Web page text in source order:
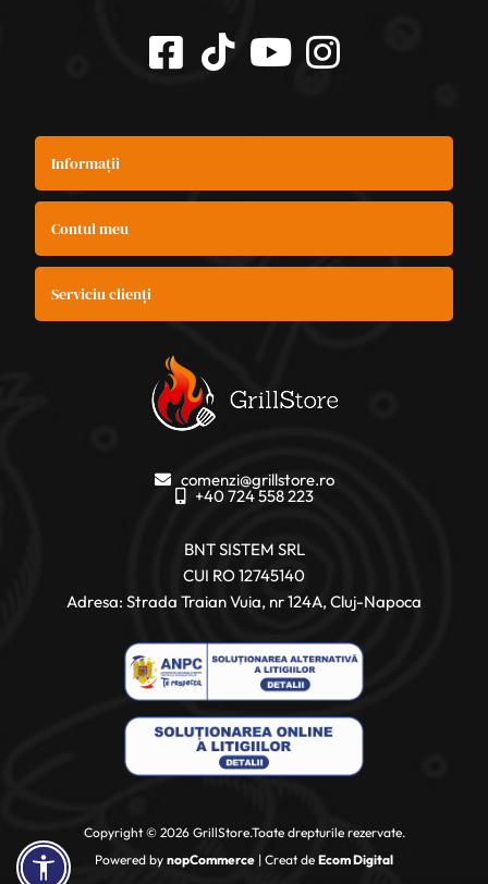
Informații
Contul meu
Serviciu clienți
comenzi@grillstore.ro
+40 724 558 223
BNT SISTEM SRL
CUI RO 12745140
Adresa: Strada Traian Vuia, nr 124A, Cluj-Napoca
Copyright © 2026 GrillStore.Toate drepturile rezervate.
Powered by nopCommerce | Creat de Ecom Digital